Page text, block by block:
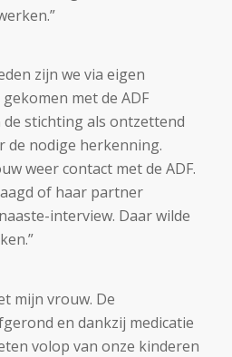
zijn we via eigen
met de ADF
stichting als ontzettend
de nodige herkenning.
weer contact met de ADF.
of haar partner
interview. Daar wilde
mijn vrouw. De
en dankzij medicatie
volop van onze kinderen